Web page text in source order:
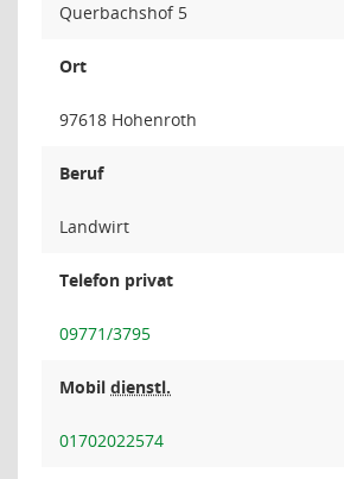
Querbachshof 5
Ort
97618 Hohenroth
Beruf
Landwirt
Telefon privat
09771/3795
Mobil dienstl.
01702022574